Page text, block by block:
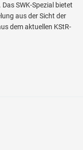
SWK-Spezial bietet
aus der Sicht der
dem aktuellen KStR-